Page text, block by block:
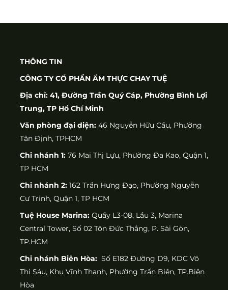
THÔNG TIN
CÔNG TY CỔ PHẦN ẨM THỰC CHAY TUỆ
Địa chỉ: 41, Đường Trần Quý Cáp, Phường Bình Lợi
Trung, TP Hồ Chí Minh
Văn phòng đại diện: 46 Nguyễn Hữu Cầu, Phường
Tân Định, TPHCM
Chi nhánh 1: 76 Mai Thị Lựu, Phường Đa Kao, Quận 1,
TP HCM
Chi nhánh 2: 162 Trần Hưng Đạo, Phường Nguyễn
Cư Trinh, Quận 1, TP HCM
Tuệ House Marina: Quầy L3-08, Lầu 3, Marina
Central Tower, Số 02 Tôn Đức Thắng, P. Sài Gòn,
TP.HCM
Chi nhánh Biên Hòa: Số E182 Đường D9, KDC Võ
Thị Sáu, Khu Vĩnh Thạnh, Phường Trấn Biên, TP.Biên
Hòa